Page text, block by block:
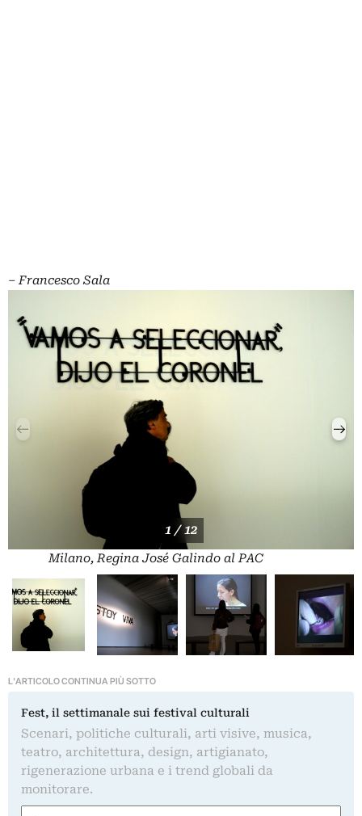
– Francesco Sala
1 / 12
Milano, Regina José Galindo al PAC
L'ARTICOLO CONTINUA PIÙ SOTTO
Fest, il settimanale sui festival culturali
Scenari, politiche culturali, arti visive, musica,
teatro, architettura, design, artigianato,
rigenerazione urbana e i trend globali da
monitorare.